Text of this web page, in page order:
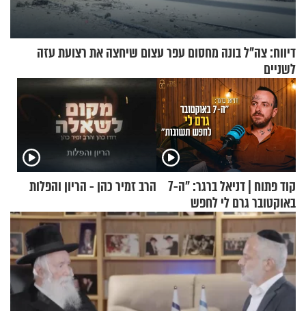
דיווח: צה"ל בונה מחסום עפר עצום שיחצה את רצועת עזה
לשניים
קוד פתוח | דניאל ברגר: "ה-7
באוקטובר גרם לי לחפש
תשובות"
הרב זמיר כהן - הריון והפלות